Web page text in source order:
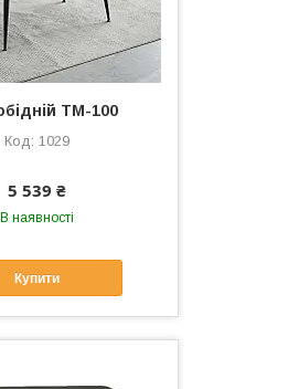
TM-100
1029
5 539 ₴
В наявності
Купити